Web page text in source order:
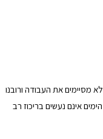
מסיימים את העבודה ורובנו
אינם נעשים בריכוז רב